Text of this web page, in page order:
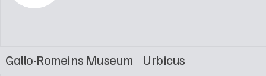
Gallo-Romeins Museum Urbicus